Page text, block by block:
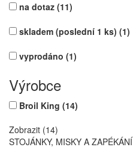
na dotaz (11)
skladem (poslední 1 ks) (1)
vyprodáno (1)
Výrobce
Broil King (14)
Zobrazit (14)
STOJÁNKY, MISKY A ZAPÉKÁNÍ